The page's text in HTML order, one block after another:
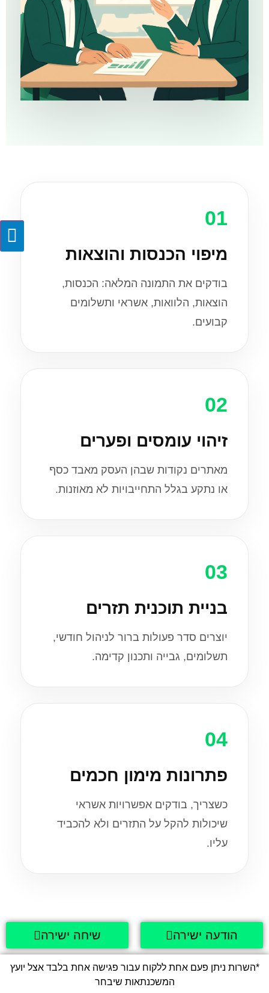
01
מיפוי הכנסות והוצאות
בודקים את התמונה המלאה: הכנסות,
הוצאות, הלוואות, אשראי ותשלומים
קבועים.
02
זיהוי עומסים ופערים
מאתרים נקודות שבהן העסק מאבד כסף
או נתקע בגלל התחייבויות לא מאוזנות.
03
בניית תוכנית תזרים
יוצרים סדר פעולות ברור לניהול חודשי,
תשלומים, גבייה ותכנון קדימה.
04
פתרונות מימון חכמים
כשצריך, בודקים אפשרויות אשראי
שיכולות להקל על התזרים ולא להכביד
עליו.
הודעה ישירה שיחה ישירה
*השרות ניתן פעם אחת ללקוח עבור פגישה אחת בלבד אצל יועץ
המשכנתאות שיבחר